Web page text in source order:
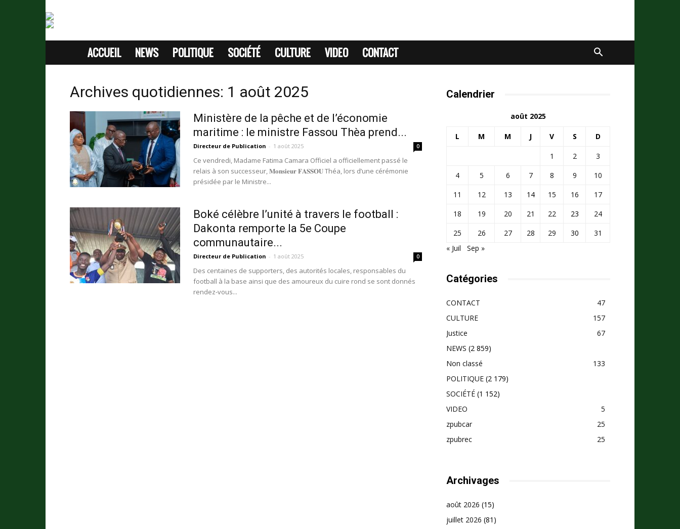
SITE
SANS
PASSION
ACCUEIL NEWS POLITIQUE SOCIÉTÉ CULTURE VIDEO CONTACT
Archives quotidiennes: 1 août 2025
Ministère de la pêche et de l’économie
maritime : le ministre Fassou Thèa prend...
Directeur de Publication - 1 août 2025 0
Ce vendredi, Madame Fatima Camara Officiel a officiellement passé le
relais à son successeur, 𝐌𝐨𝐧𝐬𝐢𝐞𝐮𝐫 𝐅𝐀𝐒𝐒𝐎𝐔 Théa, lors d’une cérémonie
présidée par le Ministre...
Boké célèbre l’unité à travers le football :
Dakonta remporte la 5e Coupe
communautaire...
Directeur de Publication - 1 août 2025 0
Des centaines de supporters, des autorités locales, responsables du
football à la base ainsi que des amoureux du cuire rond se sont donnés
rendez-vous...
Calendrier
août 2025
L M M J V S D
1 2
3
4
5 6 7 8 9
10
11
12 13 14 15 16
17
18
19 20 21 22 23
24
25
26 27 28 29 30
31
« Juil
Sep »
Catégories
CONTACT
47
CULTURE
157
Justice
67
NEWS (2 859)
Non classé
133
POLITIQUE (2 179)
SOCIÉTÉ (1 152)
VIDEO
5
zpubcar
25
zpubrec
25
Archivages
août 2026 (15)
juillet 2026 (81)